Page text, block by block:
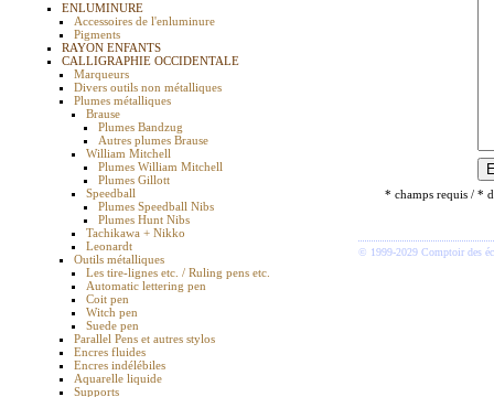
ENLUMINURE
Accessoires de l'enluminure
Pigments
RAYON ENFANTS
CALLIGRAPHIE OCCIDENTALE
Marqueurs
Divers outils non métalliques
Plumes métalliques
Brause
Plumes Bandzug
Autres plumes Brause
William Mitchell
Plumes William Mitchell
Plumes Gillott
Speedball
Plumes Speedball Nibs
Plumes Hunt Nibs
Tachikawa + Nikko
Leonardt
Outils métalliques
Les tire-lignes etc. / Ruling pens etc.
Automatic lettering pen
Coit pen
Witch pen
Suede pen
Parallel Pens et autres stylos
Encres fluides
Encres indélébiles
Aquarelle liquide
Supports
* champs requis / *
© 1999-2029 Comptoir des